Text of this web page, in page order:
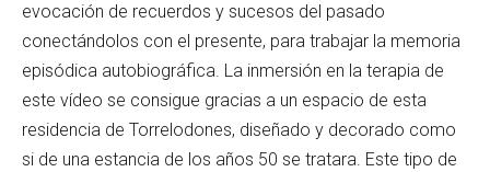
evocación de recuerdos y sucesos del pasado
conectándolos con el presente, para trabajar la memoria
episódica autobiográfica. La inmersión en la terapia de
este vídeo se consigue gracias a un espacio de esta
residencia de Torrelodones, diseñado y decorado como
si de una estancia de los años 50 se tratara. Este tipo de